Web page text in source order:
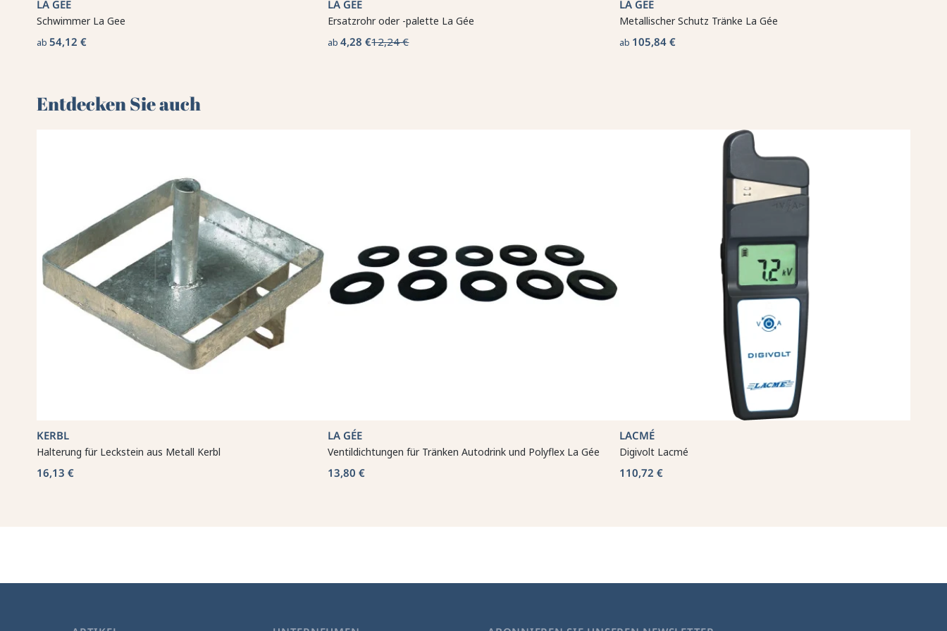
LA GÉE
Schwimmer La Gee
ab54,12 €
LA GÉE
Ersatzrohr oder -palette La Gée
ab4,28 €12,24 €
LA GÉE
Metallischer Schutz Tränke La Gée
ab 105,84 €
Entdecken Sie auch 🌻
KERBL
Halterung für Leckstein aus Metall Kerbl
16,13 €
LA GÉE
Ventildichtungen für Tränken Autodrink und Polyflex La Gée
13,80 €
LACMÉ
Digivolt Lacmé
110,72 €